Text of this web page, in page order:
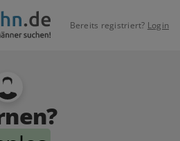
Bereits registriert? Login